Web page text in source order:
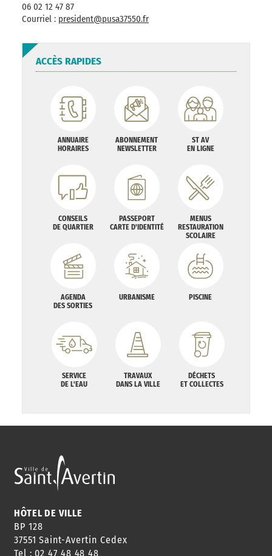
06 02 12 47 87
Courriel : president@pusa37550.fr
ACCÈS RAPIDES
ANNUAIRE
HORAIRES
ABONNEMENT
NEWSLETTER
ST AV
EN LIGNE
CONSEILS
DE QUARTIER
PASSEPORT
CARTE D'IDENTITÉ
MENUS
RESTAURATION
SCOLAIRE
AGENDA
DES SORTIES
URBANISME PISCINE
SERVICE
DE L'EAU
TRAVAUX
DANS LA VILLE
DÉCHETS
ET COLLECTES
HÔTEL DE VILLE
BP 128
37551 Saint-Avertin Cedex
Tel : 02 47 48 48 48